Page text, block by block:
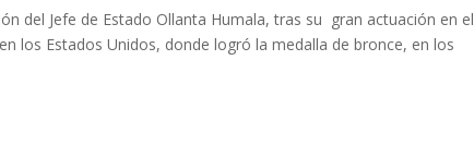
del Jefe de Estado Ollanta Humala, tras su gran actuación en el
los Estados Unidos, donde logró la medalla de bronce, en los